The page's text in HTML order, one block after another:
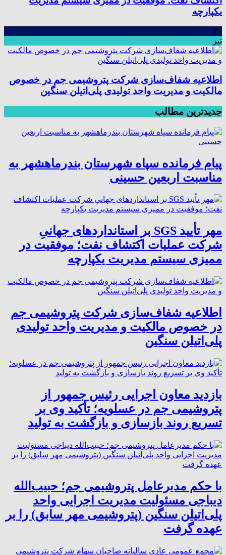
یکپارچه
۳۰
تیر
اطلاعیه شفاف‌سازی شرکت پتروشیمی جم در خصوص
مالکیت و مدیریت واحد تولیدی پلی‌اتیلن سنگین
جدیدترین مطالب
پیام فرمانده سپاه شهرستان بندرماهشهر به
مناسبت اربعین حسینی
مهر تأیید SGS بر استانداردهای جهانیِ
شرکت عملیات اکتشاف نفت؛ موفقیت در
ممیزی سیستم مدیریت یکپارچه
اطلاعیه شفاف‌سازی شرکت پتروشیمی جم
در خصوص مالکیت و مدیریت واحد تولیدی
پلی‌اتیلن سنگین
بازدید معاون اجرایی رئیس جمهور از
پتروشیمی جم در عسلویه؛ تأکید وی بر
تسریع روند بازسازی و بازگشت به تولید
با حکم مدیرعامل پتروشیمی جم؛ حبیب‌الله
دیباجی مسئولیت مدیریت اجرایی واحد
پلی‌اتیلن سنگین (پتروشیمی مهر سابق) را بر
عهده گرفت